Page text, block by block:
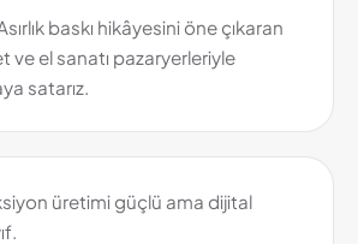
baskı hikâyesini öne çıkaran
ve el sanatı pazaryerleriyle
satarız.
üretimi güçlü ama dijital